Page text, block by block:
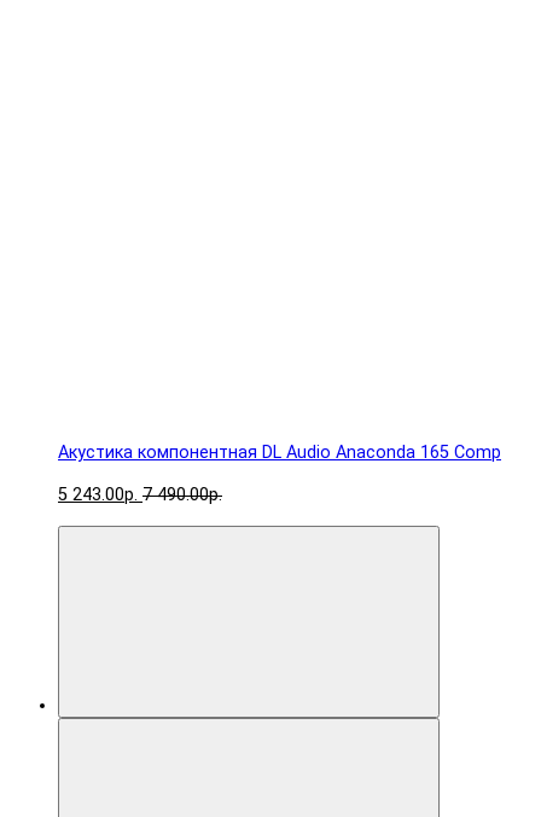
Акустика компонентная DL Audio Anaconda 165 Comp
5 243.00р. 7 490.00р.